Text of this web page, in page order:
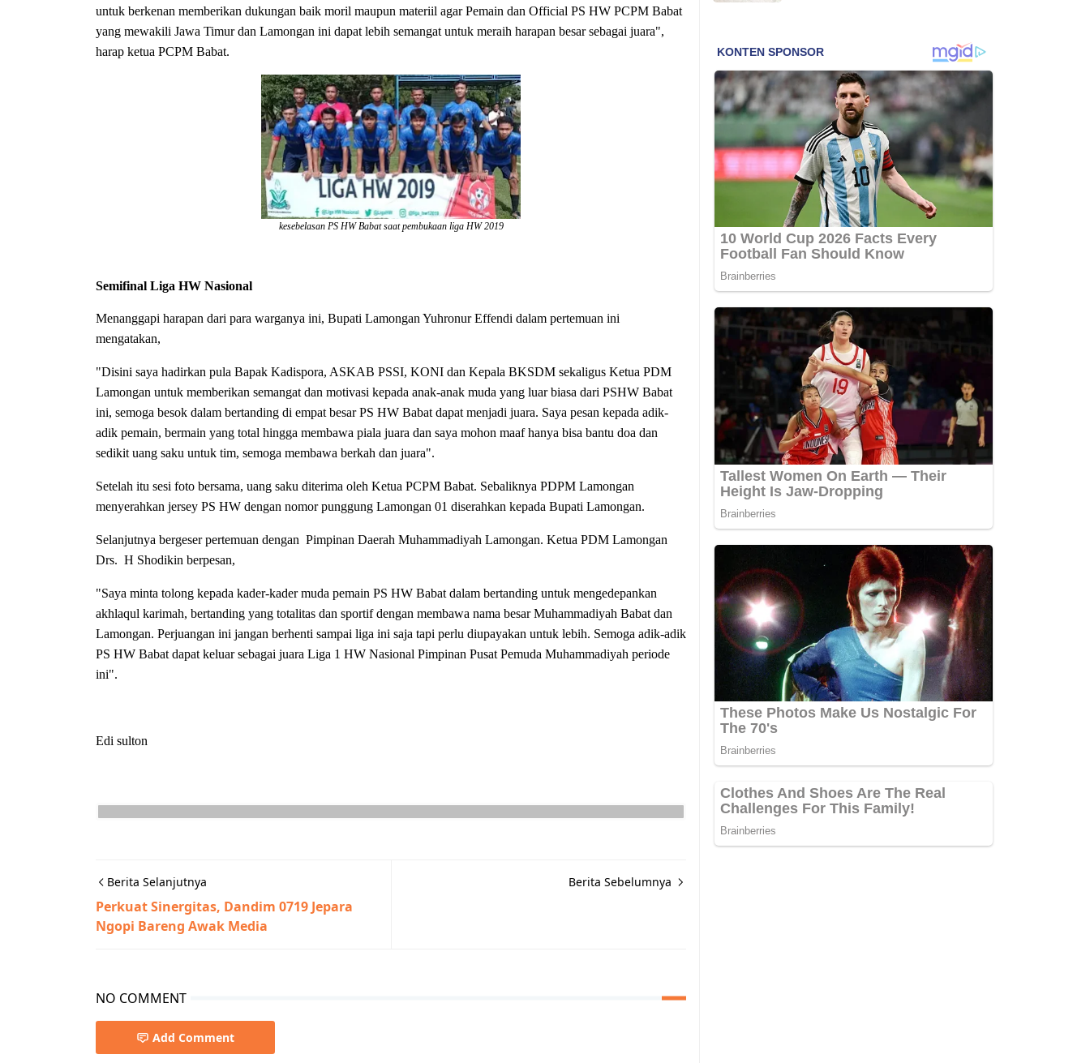
untuk berkenan memberikan dukungan baik moril maupun materiil agar Pemain dan Official PS HW PCPM Babat
yang mewakili Jawa Timur dan Lamongan ini dapat lebih semangat untuk meraih harapan besar sebagai juara",
harap ketua PCPM Babat.
kesebelasan PS HW Babat saat pembukaan liga HW 2019
Semifinal Liga HW Nasional
Menanggapi harapan dari para warganya ini, Bupati Lamongan Yuhronur Effendi dalam pertemuan ini
mengatakan,
"Disini saya hadirkan pula Bapak Kadispora, ASKAB PSSI, KONI dan Kepala BKSDM sekaligus Ketua PDM
Lamongan untuk memberikan semangat dan motivasi kepada anak-anak muda yang luar biasa dari PSHW Babat
ini, semoga besok dalam bertanding di empat besar PS HW Babat dapat menjadi juara. Saya pesan kepada adik-
adik pemain, bermain yang total hingga membawa piala juara dan saya mohon maaf hanya bisa bantu doa dan
sedikit uang saku untuk tim, semoga membawa berkah dan juara".
Setelah itu sesi foto bersama, uang saku diterima oleh Ketua PCPM Babat. Sebaliknya PDPM Lamongan
menyerahkan jersey PS HW dengan nomor punggung Lamongan 01 diserahkan kepada Bupati Lamongan.
Selanjutnya bergeser pertemuan dengan Pimpinan Daerah Muhammadiyah Lamongan. Ketua PDM Lamongan
Drs. H Shodikin berpesan,
"Saya minta tolong kepada kader-kader muda pemain PS HW Babat dalam bertanding untuk mengedepankan
akhlaqul karimah, bertanding yang totalitas dan sportif dengan membawa nama besar Muhammadiyah Babat dan
Lamongan. Perjuangan ini jangan berhenti sampai liga ini saja tapi perlu diupayakan untuk lebih. Semoga adik-adik
PS HW Babat dapat keluar sebagai juara Liga 1 HW Nasional Pimpinan Pusat Pemuda Muhammadiyah periode
ini".
Edi sulton
Berita Selanjutnya
Perkuat Sinergitas, Dandim 0719 Jepara
Ngopi Bareng Awak Media
Berita Sebelumnya
NO COMMENT
Add Comment